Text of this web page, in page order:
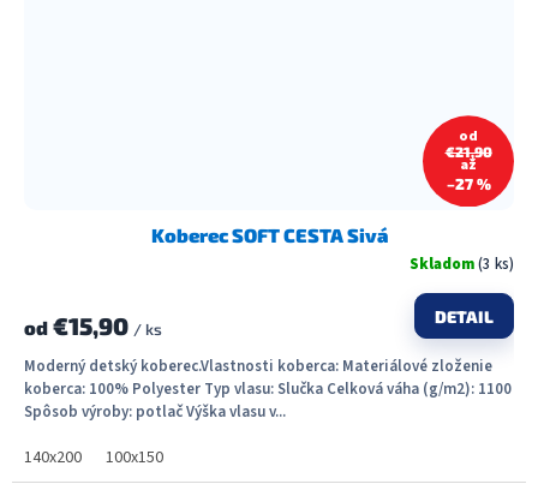
od
€21,90
až
–27 %
Koberec SOFT CESTA Sivá
Skladom(3 ks)
od €15,90 / ks
DETAIL
Moderný detský koberec.Vlastnosti koberca: Materiálové zloženie
koberca: 100% Polyester Typ vlasu: Slučka Celková váha (g/m2): 1100
Spôsob výroby: potlač Výška vlasu v...
140x200 100x150